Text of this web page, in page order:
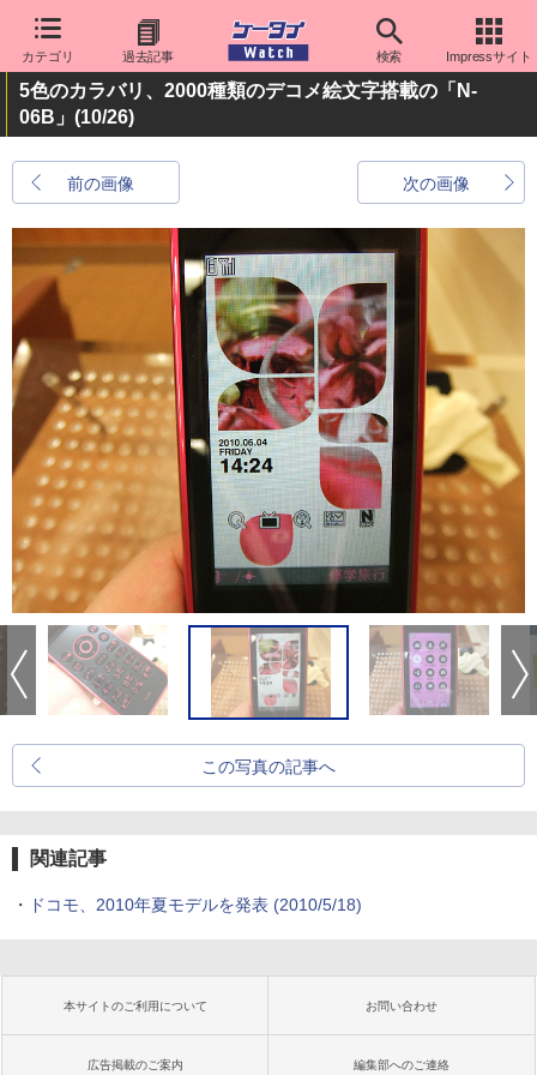
カテゴリ 過去記事 検索 Impressサイト
5色のカラバリ、2000種類のデコメ絵文字搭載の「N-
06B」 (10/26)
前の画像 次の画像
この写真の記事へ
関連記事
・ ドコモ、2010年夏モデルを発表 (2010/5/18)
本サイトのご利用について お問い合わせ
広告掲載のご案内 編集部へのご連絡